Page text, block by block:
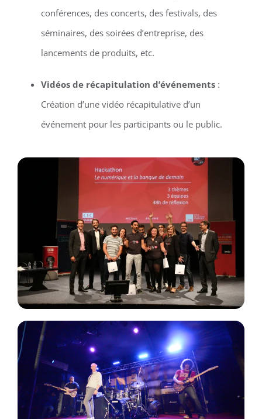
conférences, des concerts, des festivals, des
séminaires, des soirées d’entreprise, des
lancements de produits, etc.
Vidéos de récapitulation d’événements:
Création d’une vidéo récapitulative d’un
événement pour les participants ou le public.